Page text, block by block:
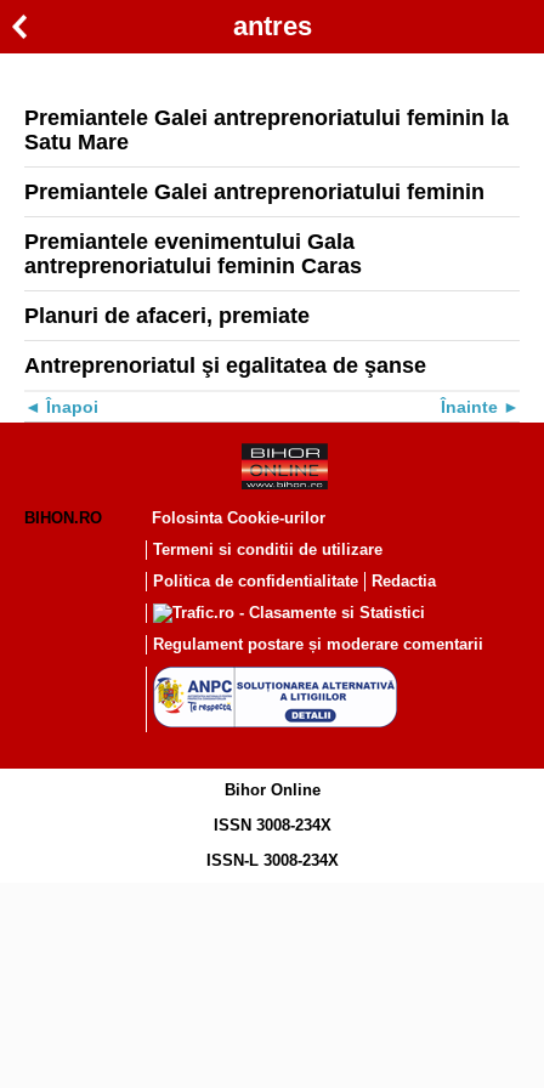
antres
Premiantele Galei antreprenoriatului feminin la
Satu Mare
Premiantele Galei antreprenoriatului feminin
Premiantele evenimentului Gala
antreprenoriatului feminin Caras
Planuri de afaceri, premiate
Antreprenoriatul şi egalitatea de şanse
Înapoi Înainte
BIHON.RO
Folosinta Cookie-urilor
Termeni si conditii de utilizare
Politica de confidentialitate
Redactia
Regulament postare și moderare comentarii
Bihor Online
ISSN 3008-234X
ISSN-L 3008-234X